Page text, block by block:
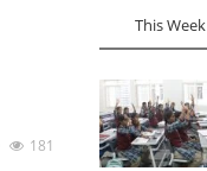
181
This Week